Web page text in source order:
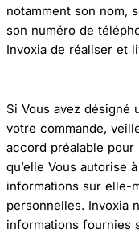
notamment son nom,
son numéro de
Invoxia de réaliser et
Si Vous avez désigné
votre commande,
accord préalable
qu’elle Vous autorise
informations sur elle-
personnelles. Invoxia
informations fournies